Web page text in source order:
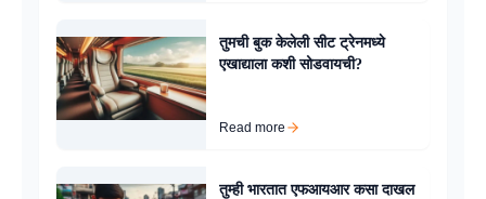
तुमची बुक केलेली सीट ट्रेनमध्ये
एखाद्याला कशी सोडवायची?
Read more
तुम्ही भारतात एफआयआर कसा दाखल